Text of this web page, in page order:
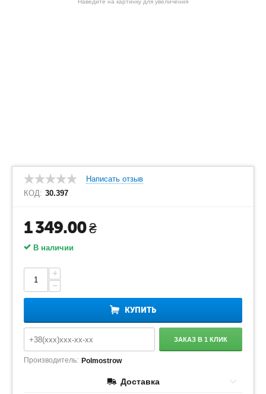
Наведите на картинку для увеличения
Написать отзыв
КОД: 30.397
1 349.00₴
В наличии
+
−
КУПИТЬ
ЗАКАЗ В 1 КЛИК
Производитель: Polmostrow
Доставка